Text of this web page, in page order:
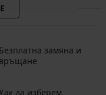
Безплатна замяна и
връщане
Как да изберем